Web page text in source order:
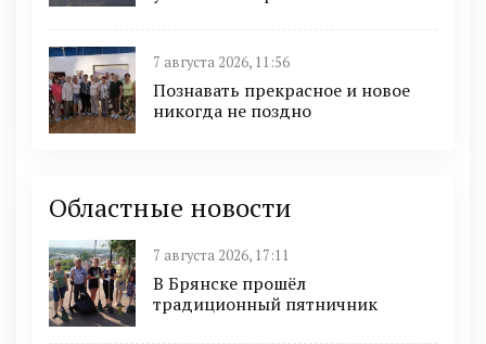
7 августа 2026, 11:56
Познавать прекрасное и новое
никогда не поздно
Областные новости
7 августа 2026, 17:11
В Брянске прошёл
традиционный пятничник